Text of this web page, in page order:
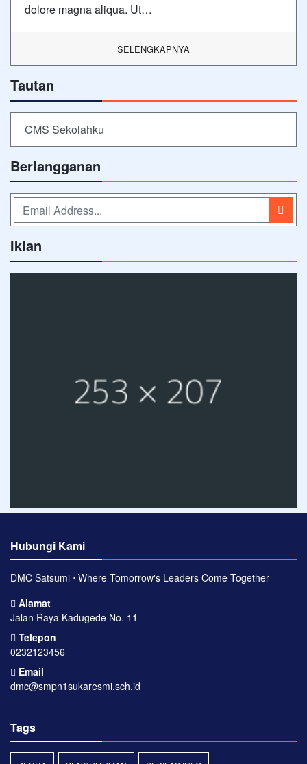
dolore magna aliqua. Ut…
SELENGKAPNYA
Tautan
CMS Sekolahku
Berlangganan
Iklan
Hubungi Kami
DMC Satsumi ⋅ Where Tomorrow's Leaders Come Together
Alamat
Jalan Raya Kadugede No. 11
Telepon
0232123456
Email
dmc@smpn1sukaresmi.sch.id
Tags